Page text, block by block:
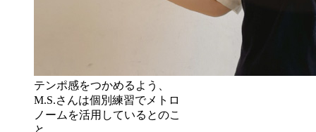
テンポ感をつかめるよう、
M.S.さんは個別練習でメトロ
ノームを活用しているとのこ